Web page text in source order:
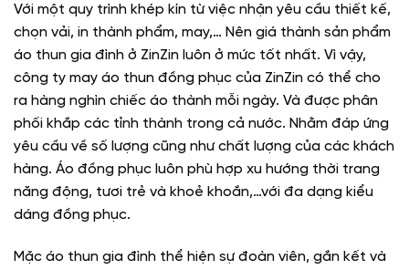
Với một quy trình khép kín từ việc nhận yêu cầu thiết kế,
chọn vải, in thành phẩm, may,… Nên giá thành sản phẩm
áo thun gia đình ở ZinZin luôn ở mức tốt nhất. Vì vậy,
công ty may áo thun đồng phục của ZinZin có thể cho
ra hàng nghìn chiếc áo thành mỗi ngày. Và được phân
phối khắp các tỉnh thành trong cả nước. Nhằm đáp ứng
yêu cầu về số lượng cũng như chất lượng của các khách
hàng. Áo đồng phục luôn phù hợp xu hướng thời trang
năng động, tươi trẻ và khoẻ khoắn,…với đa dạng kiểu
dáng đồng phục.
Mặc áo thun gia đình thể hiện sự đoàn viên, gắn kết và